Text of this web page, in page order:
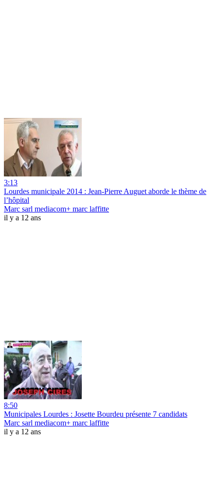
3:13
Lourdes municipale 2014 : Jean-Pierre Auguet aborde le thème de
l’hôpital
Marc sarl mediacom+ marc laffitte
il y a 12 ans
8:50
Municipales Lourdes : Josette Bourdeu présente 7 candidats
Marc sarl mediacom+ marc laffitte
il y a 12 ans